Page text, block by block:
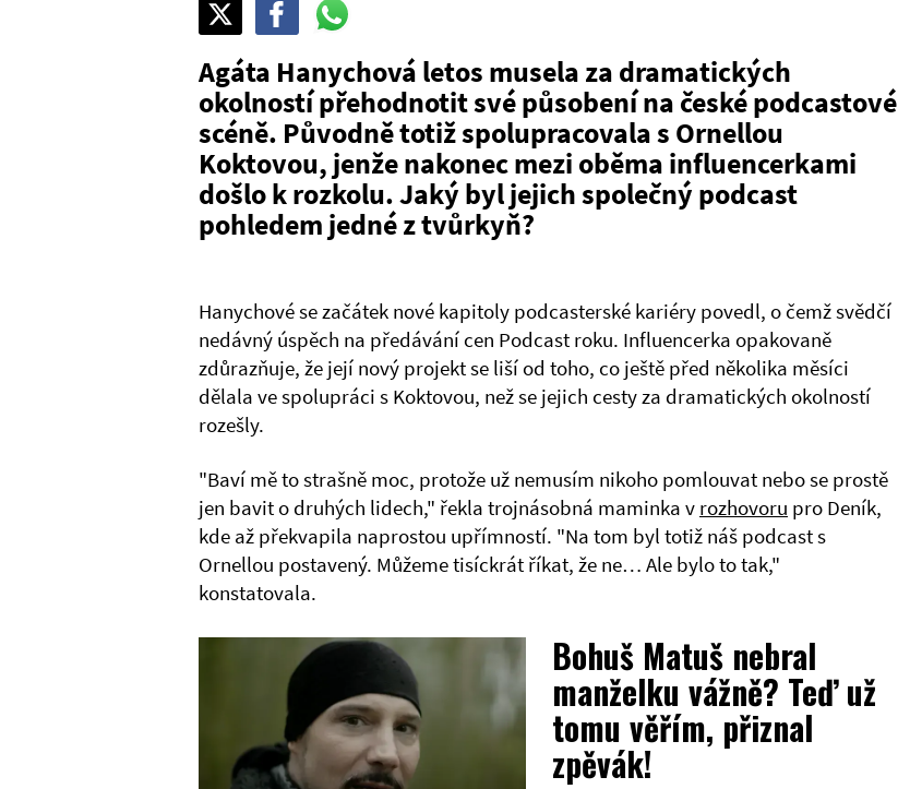
Pošli
na
Pošli
na
FacebookWhatsAppu
Agáta Hanychová letos musela za dramatických
okolností přehodnotit své působení na české podcastové
scéně. Původně totiž spolupracovala s Ornellou
Koktovou, jenže nakonec mezi oběma influencerkami
došlo k rozkolu. Jaký byl jejich společný podcast
pohledem jedné z tvůrkyň?
Hanychové se začátek nové kapitoly podcasterské kariéry povedl, o čemž svědčí
nedávný úspěch na předávání cen Podcast roku. Influencerka opakovaně
zdůrazňuje, že její nový projekt se liší od toho, co ještě před několika měsíci
dělala ve spolupráci s Koktovou, než se jejich cesty za dramatických okolností
rozešly.
"Baví mě to strašně moc, protože už nemusím nikoho pomlouvat nebo se prostě
jen bavit o druhých lidech," řekla trojnásobná maminka v rozhovoru pro Deník,
kde až překvapila naprostou upřímností. "Na tom byl totiž náš podcast s
Ornellou postavený. Můžeme tisíckrát říkat, že ne… Ale bylo to tak,"
konstatovala.
Bohuš Matuš nebral
manželku vážně? Teď už
tomu věřím, přiznal
zpěvák!